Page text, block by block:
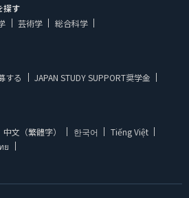
探す
芸術学 総合科学
する JAPAN STUDY SUPPORT奨学金
中文（繁體字） 한국어
Tiếng Việt
ย